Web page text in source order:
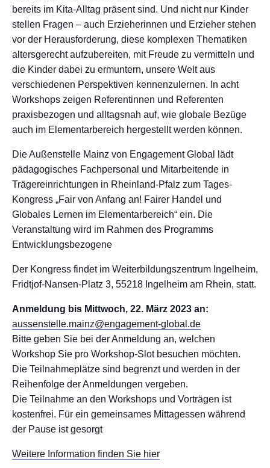
bereits im Kita-Alltag präsent sind. Und nicht nur Kinder
stellen Fragen – auch Erzieherinnen und Erzieher stehen
vor der Herausforderung, diese komplexen Thematiken
altersgerecht aufzubereiten, mit Freude zu vermitteln und
die Kinder dabei zu ermuntern, unsere Welt aus
verschiedenen Perspektiven kennenzulernen. In acht
Workshops zeigen Referentinnen und Referenten
praxisbezogen und alltagsnah auf, wie globale Bezüge
auch im Elementarbereich hergestellt werden können.
Die Außenstelle Mainz von Engagement Global lädt
pädagogisches Fachpersonal und Mitarbeitende in
Trägereinrichtungen in Rheinland-Pfalz zum Tages-
Kongress „Fair von Anfang an! Fairer Handel und
Globales Lernen im Elementarbereich“ ein. Die
Veranstaltung wird im Rahmen des Programms
Entwicklungsbezogene
Der Kongress findet im Weiterbildungszentrum Ingelheim,
Fridtjof-Nansen-Platz 3, 55218 Ingelheim am Rhein, statt.
Anmeldung bis Mittwoch, 22. März 2023 an:
aussenstelle.mainz@engagement-global.de
Bitte geben Sie bei der Anmeldung an, welchen
Workshop Sie pro Workshop-Slot besuchen möchten.
Die Teilnahmeplätze sind begrenzt und werden in der
Reihenfolge der Anmeldungen vergeben.
Die Teilnahme an den Workshops und Vorträgen ist
kostenfrei. Für ein gemeinsames Mittagessen während
der Pause ist gesorgt
Weitere Information finden Sie hier